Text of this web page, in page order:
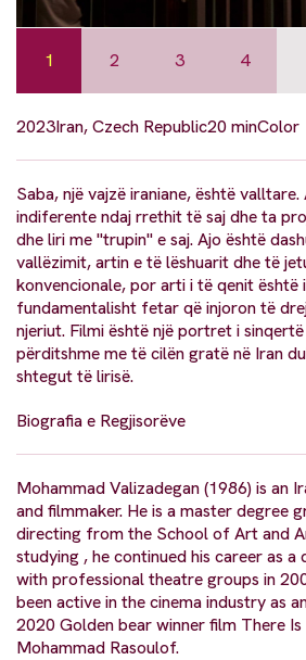
1 2 3 4
2023Iran, Czech Republic20 minColor
Saba, një vajzë iraniane, është
indiferente ndaj rrethit të saj dhe ta
dhe liri me "trupin" e saj. Ajo është
vallëzimit, artin e të lëshuarit dhe të
konvencionale, por arti i të qenit është
fundamentalisht fetar që injoron të
njeriut. Filmi është një portret i
përditshme me të cilën gratë në Iran
shtegut të lirisë.
Biografia e Regjisorëve
Mohammad Valizadegan (1986) is an
and filmmaker. He is a master degree
directing from the School of Art and
studying , he continued his career as a
with professional theatre groups in
been active in the cinema industry as
2020 Golden bear winner film There
Mohammad Rasoulof.